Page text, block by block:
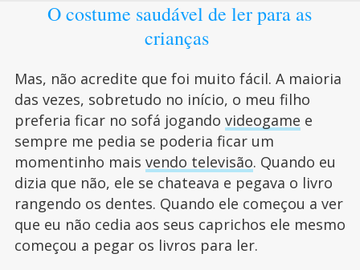
O costume saudável de ler para as
crianças
Mas, não acredite que foi muito fácil. A maioria
das vezes, sobretudo no início, o meu filho
preferia ficar no sofá jogando videogame e
sempre me pedia se poderia ficar um
momentinho mais vendo televisão. Quando eu
dizia que não, ele se chateava e pegava o livro
rangendo os dentes. Quando ele começou a ver
que eu não cedia aos seus caprichos ele mesmo
começou a pegar os livros para ler.